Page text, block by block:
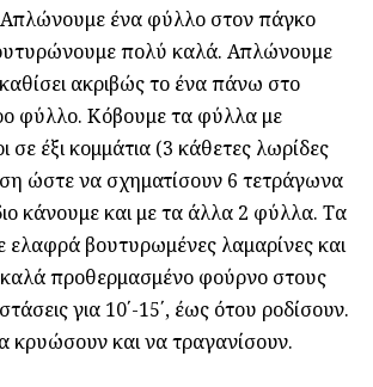
Απλώνουμε ένα φύλλο στον πάγκο
πολύ καλά. Απλώνουμε
ακριβώς το ένα πάνω στο
φύλλο. Κόβουμε τα φύλλα με
σε έξι κομμάτια (3 κάθετες λωρίδες
ώστε να σχηματίσουν 6 τετράγωνα
κάνουμε και με τα άλλα 2 φύλλα. Τα
ελαφρά βουτυρωμένες λαμαρίνες και
προθερμασμένο φούρνο στους
για 10΄-15΄, έως ότου ροδίσουν.
κρυώσουν και να τραγανίσουν.